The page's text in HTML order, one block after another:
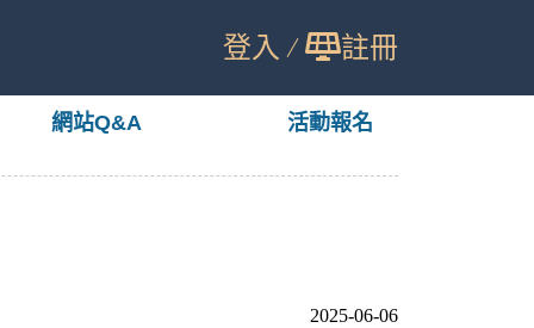
登入 註冊
網站Q&A
活動報名
2025-06-06